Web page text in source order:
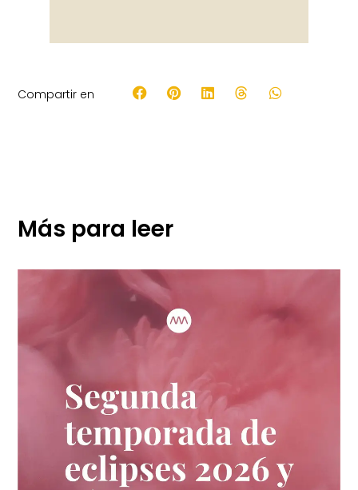
Compartir en
Más para leer